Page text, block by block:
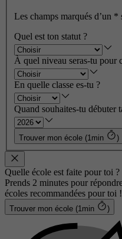
Les champs marqués d’un *
Quel est ton statut ?
À quel niveau seras-tu pour
En quelle classe es-tu ?
Quand souhaites-tu débuter
Trouver mon école (1min )
Quelle école est faite pour toi ?
Prends 2 minutes pour
écoles recommandées pour toi !
Trouver mon école (1min )